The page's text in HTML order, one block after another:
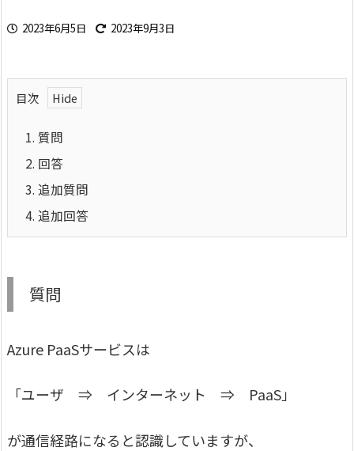
2023年6月5日 2023年9月3日
目次
1. 質問
2. 回答
3. 追加質問
4. 追加回答
質問
Azure PaaSサービスは
「ユーザ ⇒ インターネット ⇒ PaaS」
が通信経路になると認識していますが、